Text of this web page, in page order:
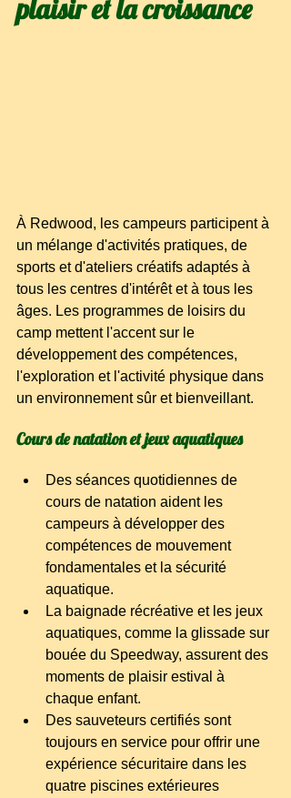
plaisir et la croissance
À Redwood, les campeurs participent à
un mélange d'activités pratiques, de
sports et d'ateliers créatifs adaptés à
tous les centres d'intérêt et à tous les
âges. Les programmes de loisirs du
camp mettent l'accent sur le
développement des compétences,
l'exploration et l'activité physique dans
un environnement sûr et bienveillant.
Cours de natation et jeux aquatiques
Des séances quotidiennes de
cours de natation aident les
campeurs à développer des
compétences de mouvement
fondamentales et la sécurité
aquatique.
La baignade récréative et les jeux
aquatiques, comme la glissade sur
bouée du Speedway, assurent des
moments de plaisir estival à
chaque enfant.
Des sauveteurs certifiés sont
toujours en service pour offrir une
expérience sécuritaire dans les
quatre piscines extérieures